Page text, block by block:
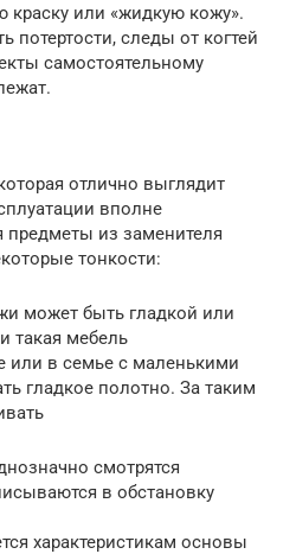
краску или «жидкую кожу».
потертости, следы от когтей
самостоятельному
отлично выглядит
вполне
предметы из заменителя
тонкости:
может быть гладкой или
такая мебель
или в семье с маленькими
гладкое полотно. За таким
смотрятся
в обстановку
характеристикам основы